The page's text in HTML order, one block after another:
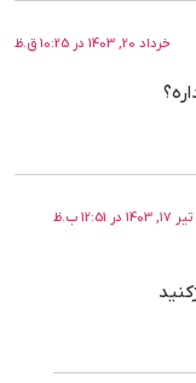
خرداد 20, 1403 در 10:25 ق.ظ
تیر 17, 1403 در 12:51 ب.ظ